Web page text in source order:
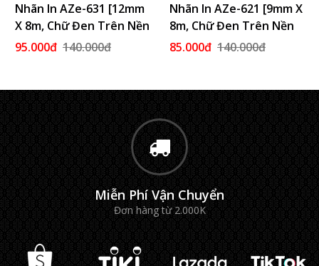
Nhãn In AZe-631 [12mm
X 8m, Chữ Đen Trên Nền
Vàng]
95.000đ 140.000đ
Nhãn In AZe-621 [9mm X
8m, Chữ Đen Trên Nền
Vàng]
85.000đ 140.000đ
Miễn Phí Vận Chuyển
Đơn hàng từ 2.000K